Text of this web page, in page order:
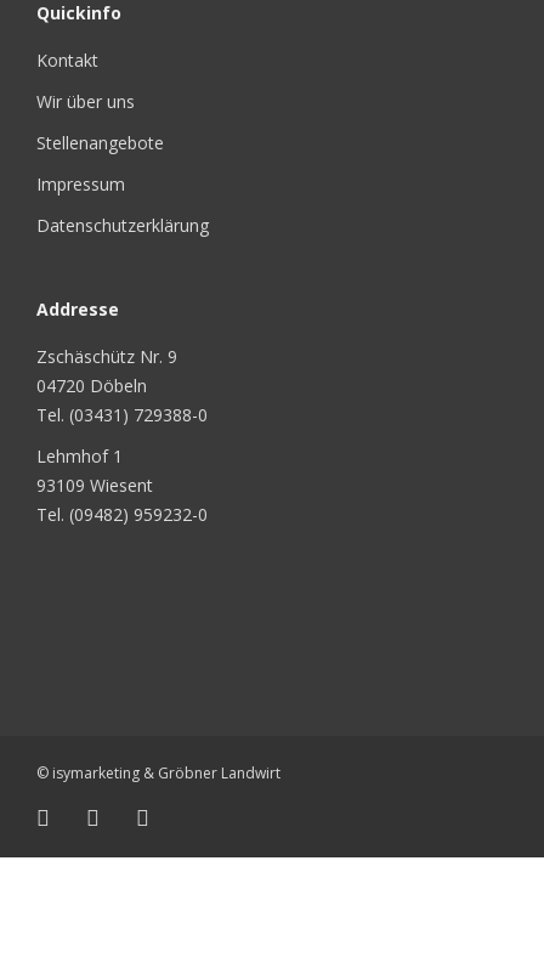
Quickinfo
Kontakt
Wir über uns
Stellenangebote
Impressum
Datenschutzerklärung
Addresse
Zschäschütz Nr. 9
04720 Döbeln
Tel. (03431) 729388-0
Lehmhof 1
93109 Wiesent
Tel. (09482) 959232-0
© isymarketing & Gröbner Landwirt